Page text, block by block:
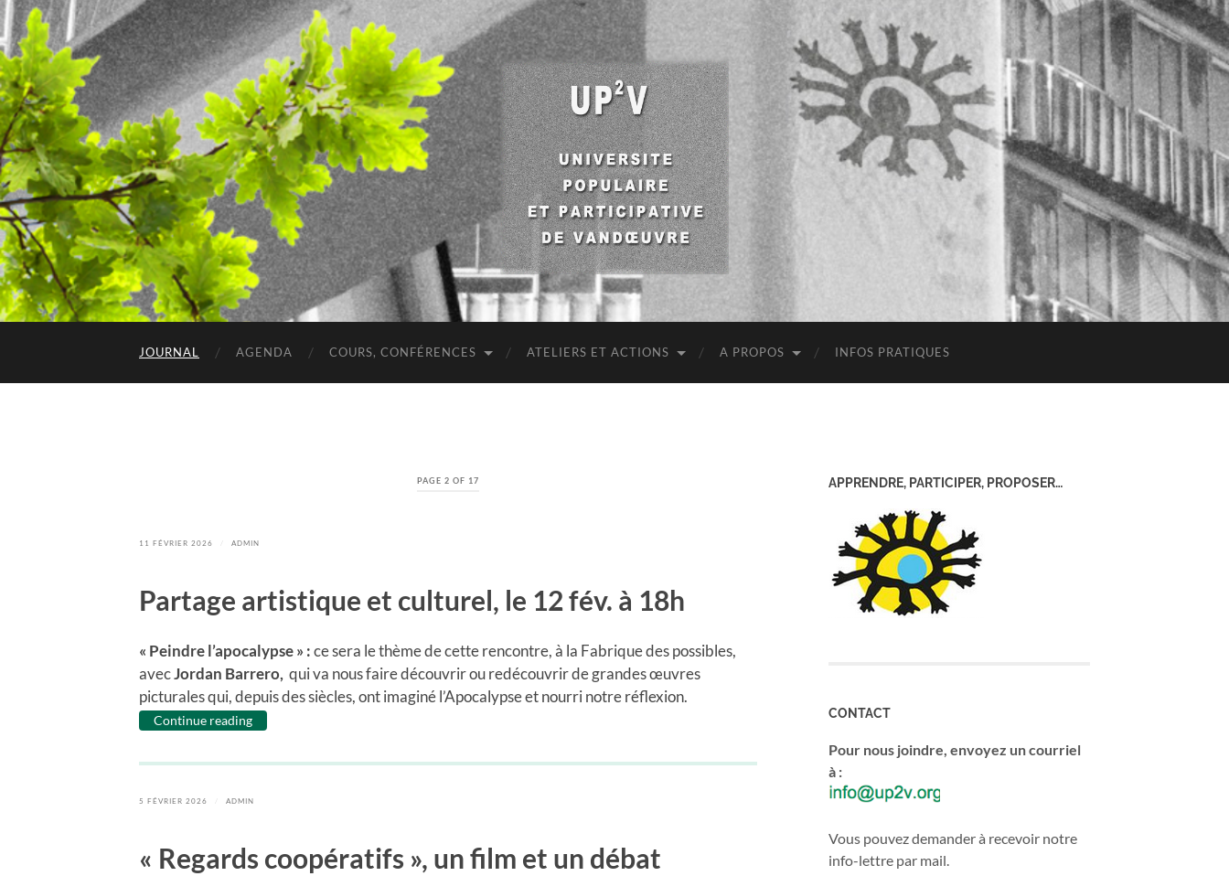
UP2V
JOURNAL AGENDA COURS, CONFÉRENCES ATELIERS ET ACTIONS A PROPOS INFOS PRATIQUES
PAGE 2 OF 17
11 FÉVRIER 2026 ADMIN
Partage artistique et culturel, le 12 fév. à 18h
« Peindre l’apocalypse » :ce sera le thème de cette rencontre, à la Fabrique des possibles,
avecJordan Barrero, qui va nous faire découvrir ou redécouvrir de grandes œuvres
picturales qui, depuis des siècles, ont imaginé l’Apocalypse et nourri notre réflexion.
Continue reading
5 FÉVRIER 2026 ADMIN
« Regards coopératifs », un film et un débat
APPRENDRE, PARTICIPER, PROPOSER…
CONTACT
Pour nous joindre, envoyez un courriel
à :
Vous pouvez demander à recevoir notre
info-lettre par mail.